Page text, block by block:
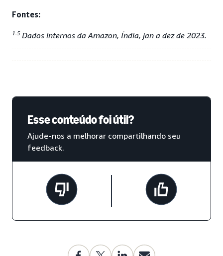
Fontes:
1-5 Dados internos da Amazon, Índia, jan a dez de 2023.
Esse conteúdo foi útil?
Ajude-nos a melhorar compartilhando seu
feedback.